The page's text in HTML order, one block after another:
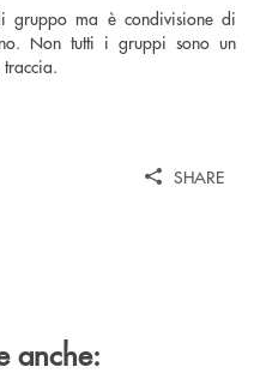
gruppo ma è condivisione di
Non tutti i gruppi sono un
SHARE
anche: